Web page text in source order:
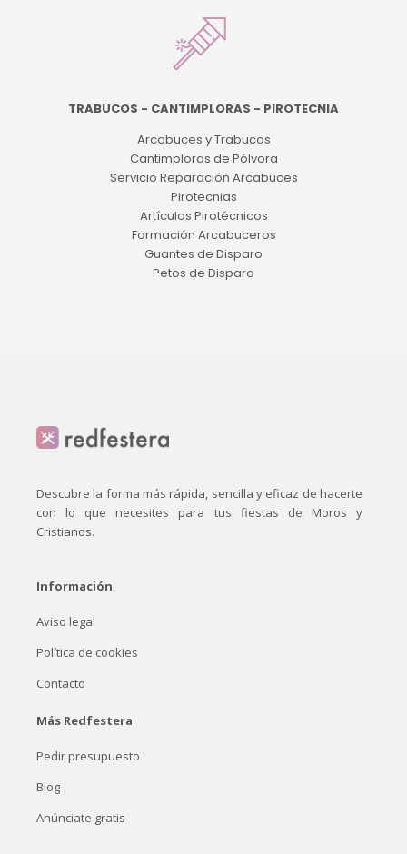
TRABUCOS - CANTIMPLORAS - PIROTECNIA
Arcabuces y Trabucos
Cantimploras de Pólvora
Servicio Reparación Arcabuces
Pirotecnias
Artículos Pirotécnicos
Formación Arcabuceros
Guantes de Disparo
Petos de Disparo
Descubre la forma más rápida, sencilla y eficaz de hacerte
con lo que necesites para tus fiestas de Moros y
Cristianos.
Información
Aviso legal
Política de cookies
Contacto
Más Redfestera
Pedir presupuesto
Blog
Anúnciate gratis